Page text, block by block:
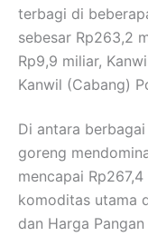
terbagi di
sebesar Rp263,2
Rp9,9 miliar,
Kanwil (Cabang)
Di antara
goreng
mencapai
komoditas utama
dan Harga